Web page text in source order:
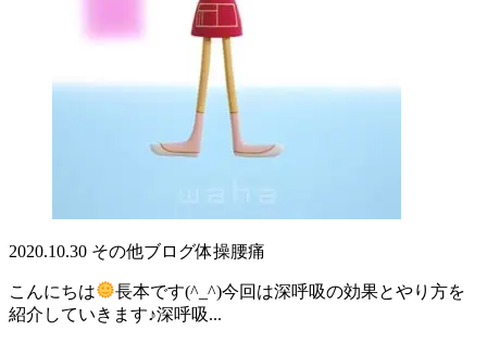
2020.10.30 その他ブログ体操腰痛
こんにちは
長本です(^_^)今回は深呼吸の効果とやり方を
紹介していきます♪深呼吸...